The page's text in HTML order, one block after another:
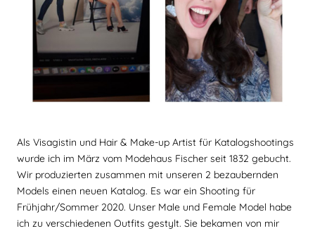
Als Visagistin und Hair & Make-up Artist für Katalogshootings
wurde ich im März vom Modehaus Fischer seit 1832 gebucht.
Wir produzierten zusammen mit unseren 2 bezaubernden
Models einen neuen Katalog. Es war ein Shooting für
Frühjahr/Sommer 2020. Unser Male und Female Model habe
ich zu verschiedenen Outfits gestylt. Sie bekamen von mir